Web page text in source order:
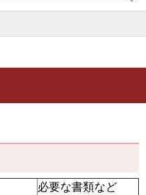
必要な書類な